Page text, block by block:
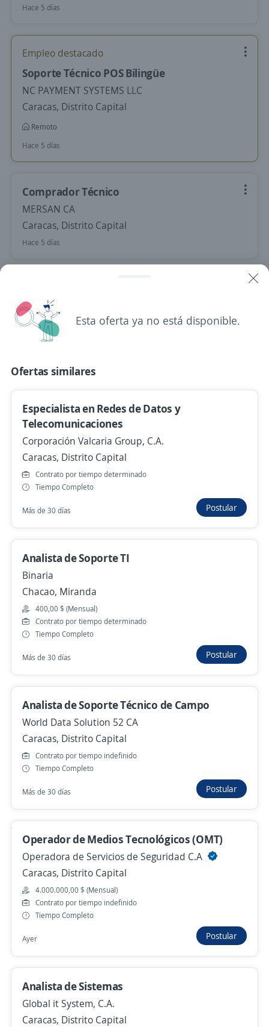
Hace 5 días
Empleo destacado
Soporte Técnico POS Bilingüe
NC PAYMENT SYSTEMS LLC
Caracas, Distrito Capital
Remoto
Hace 5 días
Comprador Técnico
MERSAN CA
Caracas, Distrito Capital
Hace 5 días
TrackerGPS
Caracas, Distrito Capital
40.000,00 $ (Mensual)
Se precisa Urgente Empleo destacado
Asesor de Ventas
Importante empresa del sector tecnológico
Caracas, Distrito Capital
350,00 $ (Mensual)
CTO · Líder Técnico para SaaS de SEO con IA
Empresa del sector de marketing digital
Caracas, Distrito Capital
Remoto
Hace 6 días
Analista/Asistente de Ventas
Importante empresa del sector tecnológico
Caracas, Distrito Capital
348,00 $ (Mensual)
Hace 6 días
Empleo destacado
Ingeniero/Tecnico Eléctrico
VCOMM TELECOM C.A.
Caracas, Distrito Capital
Hace 6 días
Se precisa Urgente Empleo destacado
tecnico en aire acondicionado
Caracas, Distrito Capital
Hace 7 días
Esta oferta ya no está disponible.
Ofertas similares
Especialista en Redes de Datos y
Telecomunicaciones
Corporación Valcaria Group, C.A.
Caracas, Distrito Capital
Contrato por tiempo determinado
Tiempo Completo
Más de 30 días Postular
Analista de Soporte TI
Binaria
Chacao, Miranda
400,00 $ (Mensual)
Contrato por tiempo determinado
Tiempo Completo
Más de 30 días Postular
Analista de Soporte Técnico de Campo
World Data Solution 52 CA
Caracas, Distrito Capital
Contrato por tiempo indefinido
Tiempo Completo
Más de 30 días Postular
Operador de Medios Tecnológicos (OMT)
Operadora de Servicios de Seguridad C.A
Caracas, Distrito Capital
4.000.000,00 $ (Mensual)
Contrato por tiempo indefinido
Tiempo Completo
Ayer Postular
Analista de Sistemas
Global it System, C.A.
Caracas, Distrito Capital